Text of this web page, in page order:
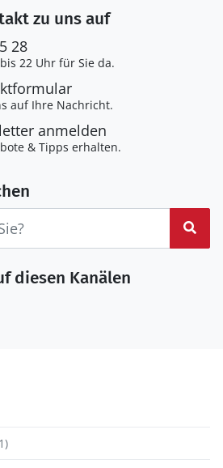
zu uns auf
28
22 Uhr für Sie da.
auf Ihre Nachricht.
anmelden
& Tipps erhalten.
diesen Kanälen